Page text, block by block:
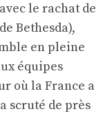
le rachat de
Bethesda),
en pleine
équipes
où la France a
scruté de près